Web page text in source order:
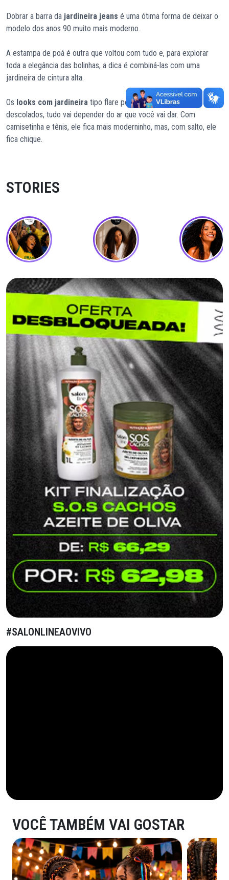
Dobrar a barra da jardineira jeans é uma ótima forma de deixar o
modelo dos anos 90 muito mais moderno.
A estampa de poá é outra que voltou com tudo e, para explorar
toda a elegância das bolinhas, a dica é combiná-las com uma
jardineira de cintura alta.
Os looks com jardineira tipo flare podem ser elegantes ou
descolados, tudo vai depender do ar que você vai dar. Com
camisetinha e tênis, ele fica mais moderninho, mas, com salto, ele
fica chique.
STORIES
#SALONLINEAOVIVO
VOCÊ TAMBÉM VAI GOSTAR